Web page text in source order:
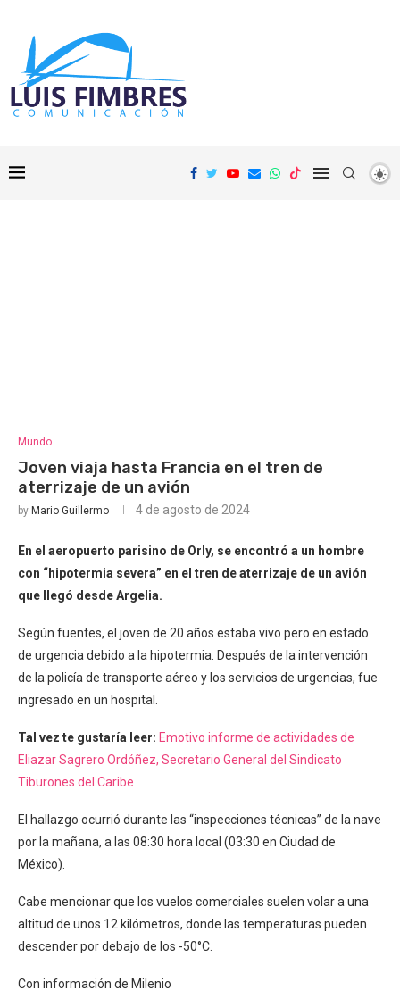
Mundo
Joven viaja hasta Francia en el tren de
aterrizaje de un avión
by Mario Guillermo 4 de agosto de 2024
En el aeropuerto parisino de Orly, se encontró a un hombre
con “hipotermia severa” en el tren de aterrizaje de un avión
que llegó desde Argelia.
Según fuentes, el joven de 20 años estaba vivo pero en estado
de urgencia debido a la hipotermia. Después de la intervención
de la policía de transporte aéreo y los servicios de urgencias, fue
ingresado en un hospital.
Tal vez te gustaría leer: Emotivo informe de actividades de
Eliazar Sagrero Ordóñez, Secretario General del Sindicato
Tiburones del Caribe
El hallazgo ocurrió durante las “inspecciones técnicas” de la nave
por la mañana, a las 08:30 hora local (03:30 en Ciudad de
México).
Cabe mencionar que los vuelos comerciales suelen volar a una
altitud de unos 12 kilómetros, donde las temperaturas pueden
descender por debajo de los -50°C.
Con información de Milenio